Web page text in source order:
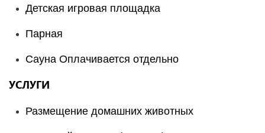
Детская игровая площадка
Парная
Сауна Оплачивается отдельно
УСЛУГИ
Размещение домашних животных